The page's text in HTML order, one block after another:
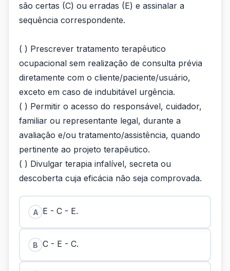
são certas (C) ou erradas (E) e assinalar a
sequência correspondente.
( ) Prescrever tratamento terapêutico
ocupacional sem realização de consulta prévia
diretamente com o cliente/paciente/usuário,
exceto em caso de indubitável urgência.
( ) Permitir o acesso do responsável, cuidador,
familiar ou representante legal, durante a
avaliação e/ou tratamento/assistência, quando
pertinente ao projeto terapêutico.
( ) Divulgar terapia infalível, secreta ou
descoberta cuja eficácia não seja comprovada.
A E - C - E.
B C - E - C.